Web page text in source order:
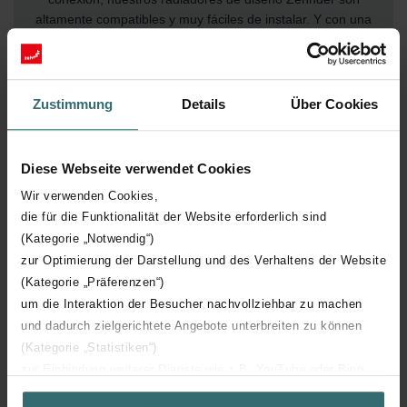
Zustimmung Details Über Cookies
Diese Webseite verwendet Cookies
Wir verwenden Cookies,
die für die Funktionalität der Website erforderlich sind
(Kategorie „Notwendig“)
zur Optimierung der Darstellung und des Verhaltens der Website
(Kategorie „Präferenzen“)
um die Interaktion der Besucher nachvollziehbar zu machen
und dadurch zielgerichtete Angebote unterbreiten zu können
(Kategorie „Statistiken“)
(Kategorie „Marketing“)
altamente compatibles y muy fáciles de instalar. Y con una
amplia gama de diseños, hay un modelo perfecto para cada
Calefacción sostenible.
Beneficios duraderos.
Una inversión de futuro y duradera.